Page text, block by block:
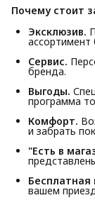
Почему стоит
Эксклюзив.
ассортимент
Сервис.
бренда.
Выгоды.
программа
Комфорт.
и забрать
"Есть в
Бесплатная
вашем